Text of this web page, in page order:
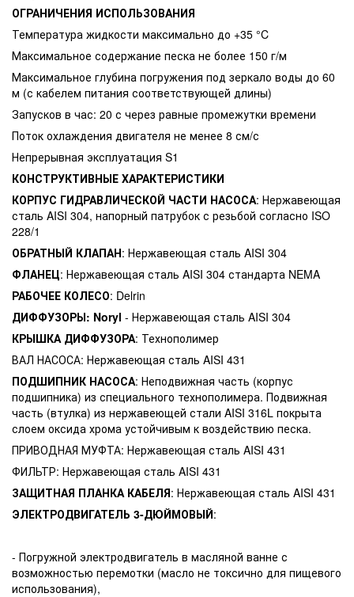
ОГРАНИЧЕНИЯ ИСПОЛЬЗОВАНИЯ
Температура жидкости максимально до +35 °C
Максимальное содержание песка не более 150 г/м
Максимальное глубина погружения под зеркало воды до 60
м (с кабелем питания соответствующей длины)
Запусков в час: 20 с через равные промежутки времени
Поток охлаждения двигателя не менее 8 см/с
Непрерывная эксплуатация S1
КОНСТРУКТИВНЫЕ ХАРАКТЕРИСТИКИ
КОРПУС ГИДРАВЛИЧЕСКОЙ ЧАСТИ НАСОСА: Нержавеющая
сталь AISI 304, напорный патрубок с резьбой согласно ISO
228/1
ОБРАТНЫЙ КЛАПАН: Нержавеющая сталь AISI 304
ФЛАНЕЦ: Нержавеющая сталь AISI 304 стандарта NEMA
РАБОЧЕЕ КОЛЕСО: Delrin
ДИФФУЗОРЫ: Noryl - Нержавеющая сталь AISI 304
КРЫШКА ДИФФУЗОРА: Технополимер
ВАЛ НАСОСА: Нержавеющая сталь AISI 431
ПОДШИПНИК НАСОСА: Неподвижная часть (корпус
подшипника) из специального технополимера. Подвижная
часть (втулка) из нержавеющей стали AISI 316L покрыта
слоем оксида хрома устойчивым к воздействию песка.
ПРИВОДНАЯ МУФТА: Нержавеющая сталь AISI 431
ФИЛЬТР: Нержавеющая сталь AISI 431
ЗАЩИТНАЯ ПЛАНКА КАБЕЛЯ: Нержавеющая сталь AISI 431
ЭЛЕКТРОДВИГАТЕЛЬ 3-ДЮЙМОВЫЙ:
- Погружной электродвигатель в масляной ванне с
возможностью перемотки (масло не токсично для пищевого
использования),